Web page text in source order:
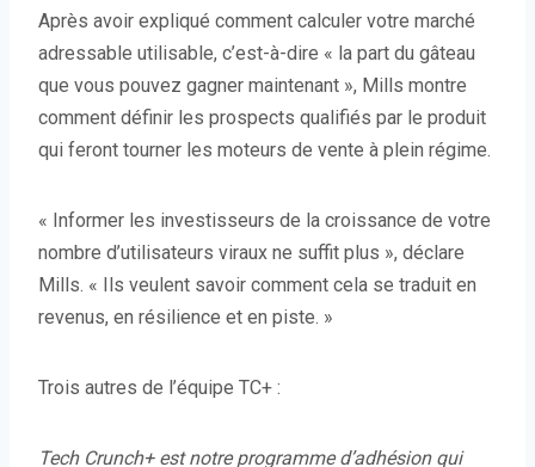
u
v
l
l
n
Après avoir expliqué comment calculer votre marché
adressable utilisable, c’est-à-dire « la part du gâteau
que vous pouvez gagner maintenant », Mills montre
comment définir les prospects qualifiés par le produit
qui feront tourner les moteurs de vente à plein régime.
« Informer les investisseurs de la croissance de votre
nombre d’utilisateurs viraux ne suffit plus », déclare
Mills. « Ils veulent savoir comment cela se traduit en
revenus, en résilience et en piste. »
Trois autres de l’équipe TC+ :
Tech Crunch+est notre programme d’adhésion qui